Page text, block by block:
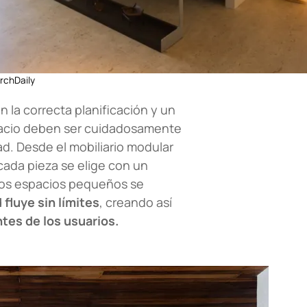
la correcta planificación y un
deben ser cuidadosamente
Desde el mobiliario modular
pieza se elige con un
espacios pequeños se
fluye sin límites, creando así
de los usuarios.